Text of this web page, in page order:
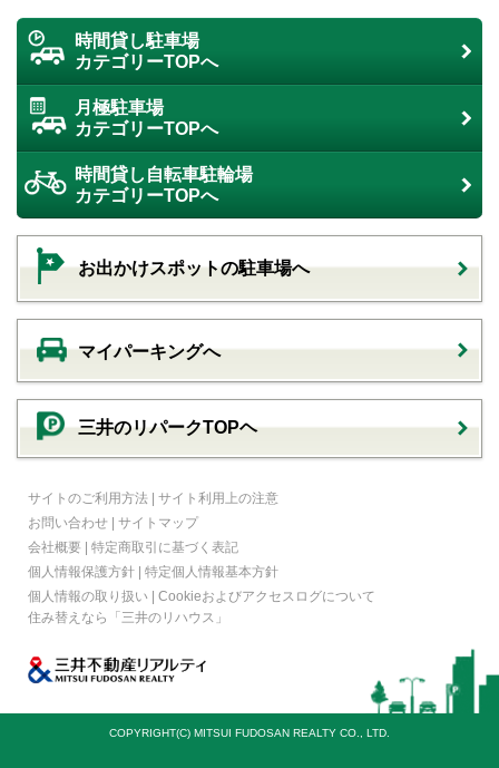
時間貸し駐車場
カテゴリーTOPへ
月極駐車場
カテゴリーTOPへ
時間貸し自転車駐輪場
カテゴリーTOPへ
お出かけスポットの駐車場へ
マイパーキングへ
三井のリパークTOPヘ
サイトのご利用方法 | サイト利用上の注意
お問い合わせ | サイトマップ
会社概要 | 特定商取引に基づく表記
個人情報保護方針 | 特定個人情報基本方針
個人情報の取り扱い | Cookieおよびアクセスログについて
住み替えなら
「三井のリハウス」
COPYRIGHT(C) MITSUI FUDOSAN REALTY CO., LTD.